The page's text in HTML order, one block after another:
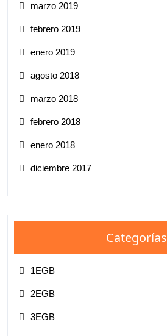
marzo 2019
febrero 2019
enero 2019
agosto 2018
marzo 2018
febrero 2018
enero 2018
diciembre 2017
Categorías
1EGB
2EGB
3EGB